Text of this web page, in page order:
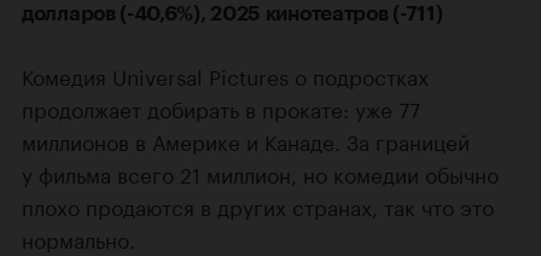
долларов (-40,6%), 2025 кинотеатров (-711)
Комедия Universal Pictures о подростках
продолжает добирать в прокате: уже 77
миллионов в Америке и Канаде. За границей
у фильма всего 21 миллион, но комедии обычно
плохо продаются в других странах, так что это
нормально.